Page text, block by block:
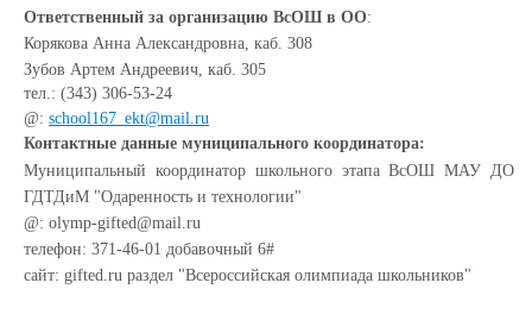
Ответственный за организацию ВсОШ в ОО:
Корякова Анна Александровна, каб. 308
Зубов Артем Андреевич, каб. 305
тел.: (343) 306-53-24
@: school167_ekt@mail.ru
Контактные данные муниципального координатора:
Муниципальный координатор школьного этапа ВсОШ МАУ ДО
ГДТДиМ "Одаренность и технологии"
@: olymp-gifted@mail.ru
телефон: 371-46-01 добавочный 6#
сайт: gifted.ru раздел "Всероссийская олимпиада школьников"